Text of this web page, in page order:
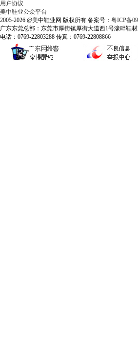
用户协议
美中鞋业公众平台
2005-2026 @美中鞋业网 版权所有 备案号： 粤ICP备
广东东莞总部：东莞市厚街镇厚街大道西1号濠畔鞋材
电话：0769-22803288 传真：0769-22808866